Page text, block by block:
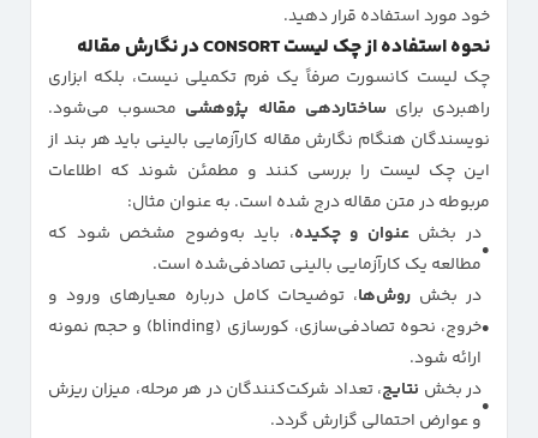
خود مورد استفاده قرار دهید.
نحوه استفاده از چک لیست CONSORT در نگارش مقاله
چک لیست کانسورت صرفاً یک فرم تکمیلی نیست، بلکه ابزاری
راهبردی برای ساختاردهی مقاله پژوهشی محسوب می‌شود.
نویسندگان هنگام نگارش مقاله کارآزمایی بالینی باید هر بند از
این چک لیست را بررسی کنند و مطمئن شوند که اطلاعات
مربوطه در متن مقاله درج شده است. به عنوان مثال:
در بخشعنوان و چکیده، باید به‌وضوح مشخص شود که
مطالعه یک کارآزمایی بالینی تصادفی‌شده است.
در بخش روش‌ها، توضیحات کامل درباره معیارهای ورود و
خروج، نحوه تصادفی‌سازی، کورسازی (blinding) و حجم نمونه
ارائه شود.
در بخش نتایج، تعداد شرکت‌کنندگان در هر مرحله، میزان ریزش
و عوارض احتمالی گزارش گردد.